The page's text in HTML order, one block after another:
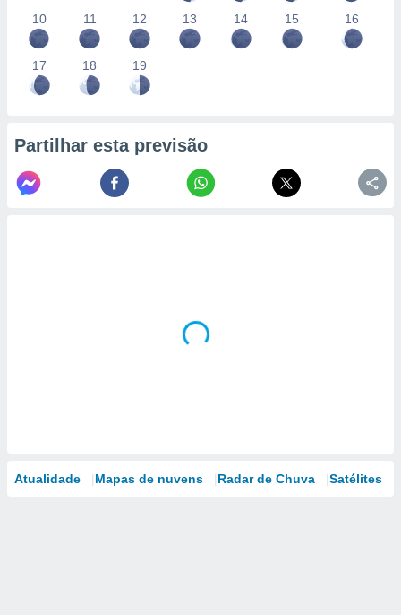
10 11 12 13 14 15 16
17 18 19
Partilhar esta previsão
Atualidade Mapas de nuvens Radar de Chuva Satélites